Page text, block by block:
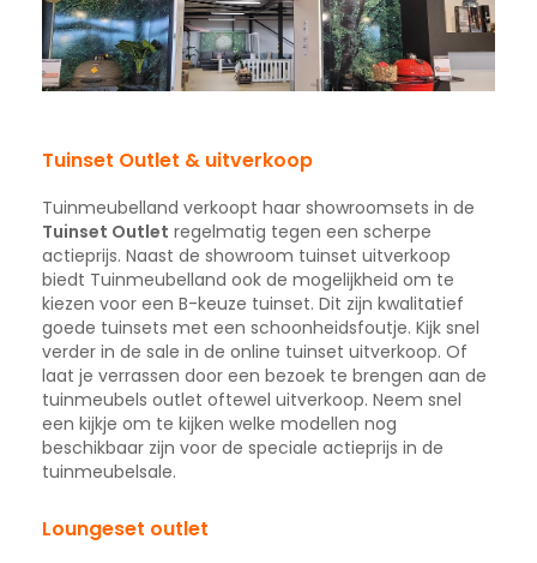
Tuinset Outlet & uitverkoop
Tuinmeubelland verkoopt haar showroomsets in de
Tuinset Outlet regelmatig tegen een scherpe
actieprijs. Naast de showroom tuinset uitverkoop
biedt Tuinmeubelland ook de mogelijkheid om te
kiezen voor een B-keuze tuinset. Dit zijn kwalitatief
goede tuinsets met een schoonheidsfoutje. Kijk snel
verder in de sale in de online tuinset uitverkoop. Of
laat je verrassen door een bezoek te brengen aan de
tuinmeubels outlet oftewel uitverkoop. Neem snel
een kijkje om te kijken welke modellen nog
beschikbaar zijn voor de speciale actieprijs in de
tuinmeubelsale.
Loungeset outlet